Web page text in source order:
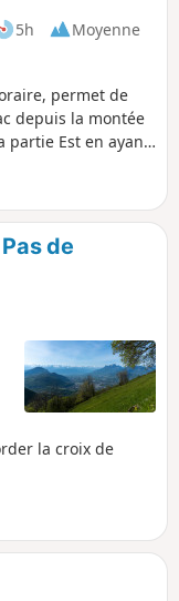
5h
Moyenne
permet de
depuis la montée
partie Est en ayant
vieille ville de
cyclable.
la charmante et
Canal de
à aubes.
de
la croix de